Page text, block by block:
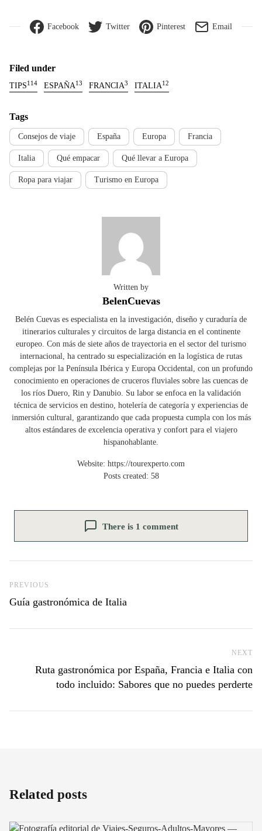
Facebook Twitter Pinterest Email
Filed under
TIPS114 ESPAÑA13 FRANCIA3 ITALIA12
Tags
Consejos de viaje España Europa Francia
Italia Qué empacar Qué llevar a Europa
Ropa para viajar Turismo en Europa
Written by
BelenCuevas
Belén Cuevas es especialista en la investigación, diseño y curaduría de
itinerarios culturales y circuitos de larga distancia en el continente
europeo. Con más de siete años de trayectoria en el sector del turismo
internacional, ha centrado su especialización en la logística de rutas
complejas por la Península Ibérica y Europa Occidental, con un profundo
conocimiento en operaciones de cruceros fluviales sobre las cuencas de
los ríos Duero, Rin y Danubio. Su labor se enfoca en la validación
técnica de servicios en destino, hotelería de categoría y experiencias de
inmersión cultural, garantizando que cada propuesta cumpla con los más
altos estándares de excelencia operativa y confort para el viajero
hispanohablante.
Website: https://tourexperto.com
Posts created: 58
There is 1 comment
Previous Post
PREVIOUS
Guía gastronómica de Italia
NEXT
Ruta gastronómica por España, Francia e Italia con
todo incluido: Sabores que no puedes perderte
Related posts